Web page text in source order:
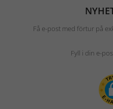
Få e-post med förtur på
Fyll i din e-